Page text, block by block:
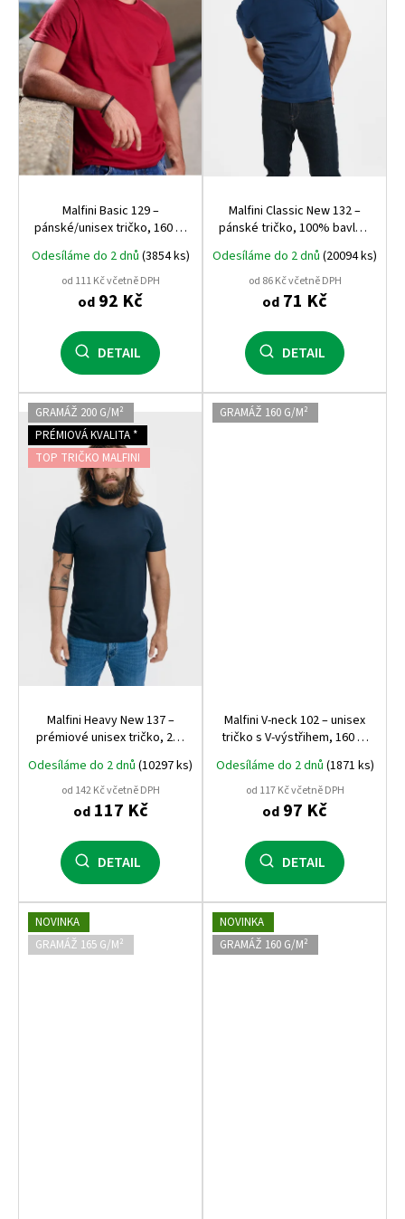
p
r
o
d
u
k
t
ů
Malfini Basic 129 –
pánské/unisex tričko, 160 g,
úprava
Odesíláme do 2 dnů (3854 ks)
od 111 Kč včetně DPH
od 92 Kč
DETAIL
Malfini Classic New 132 –
pánské tričko, 100% bavlna,
pro potisk i firemní textil
Odesíláme do 2 dnů (20094 ks)
od 86 Kč včetně DPH
od 71 Kč
DETAIL
GRAMÁŽ 200 G/M²
PRÉMIOVÁ KVALITA *
TOP TRIČKO MALFINI
Malfini Heavy New 137 –
prémiové unisex tričko, 200
gramáž a kvalita Malfini
Odesíláme do 2 dnů (10297 ks)
od 142 Kč včetně DPH
od117 Kč
DETAIL
GRAMÁŽ 160 G/M²
Malfini V‑neck 102 – unisex
tričko s V‑výstřihem, 160 g,
pracovní tričko vhodné pro
potisk
Odesíláme do 2 dnů (1871 ks)
od 117 Kč včetně DPH
od 97 Kč
DETAIL
NOVINKA
GRAMÁŽ 165 G/M²
NOVINKA
GRAMÁŽ 160 G/M²